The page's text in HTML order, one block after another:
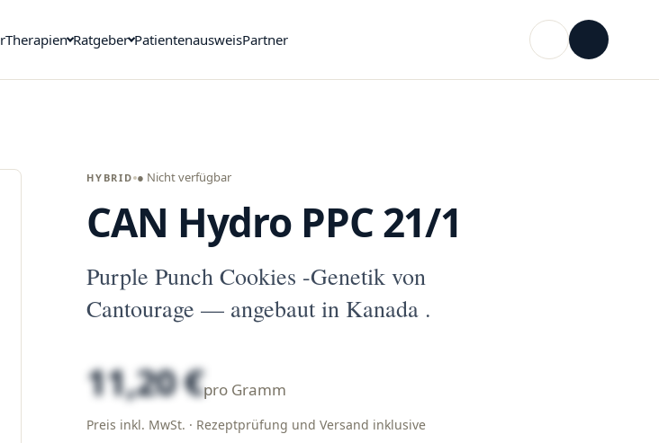
Therapien Ratgeber PatientenausweisPartner
HYBRID ● Nicht verfügbar
CAN Hydro PPC 21/1
Purple Punch Cookies -Genetik von
Cantourage — angebaut in Kanada .
11,20 €pro Gramm
Preis inkl. MwSt. · Rezeptprüfung und Versand inklusive